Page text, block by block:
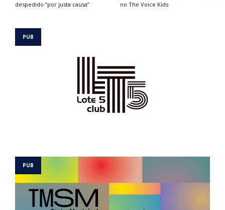
despedido “por justa causa”
no The Voice Kids